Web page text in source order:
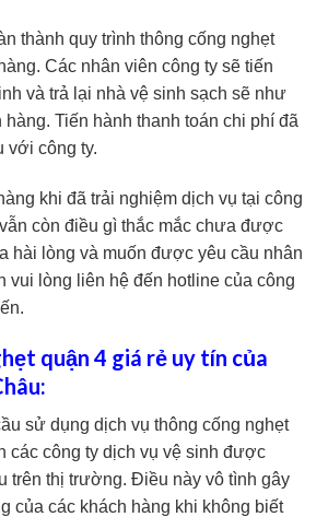
thành quy trình thông cống nghẹt
Các nhân viên công ty sẽ tiến
và trả lại nhà vệ sinh sạch sẽ như
hàng. Tiến hành thanh toán chi phí đã
với công ty.
khi đã trải nghiệm dịch vụ tại công
còn điều gì thắc mắc chưa được
hài lòng và muốn được yêu cầu nhân
vui lòng liên hệ đến hotline của công
quận 4 giá rẻ uy tín của
sử dụng dịch vụ thông cống nghẹt
các công ty dịch vụ vệ sinh được
trên thị trường. Điều này vô tình gây
của các khách hàng khi không biết